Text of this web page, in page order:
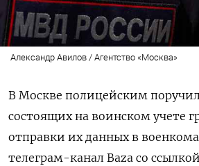
Александр Авилов / Агентство «Москва»
В Москве полицейским
состоящих на воинском учете
отправки их данных в
телеграм-канал Baza со